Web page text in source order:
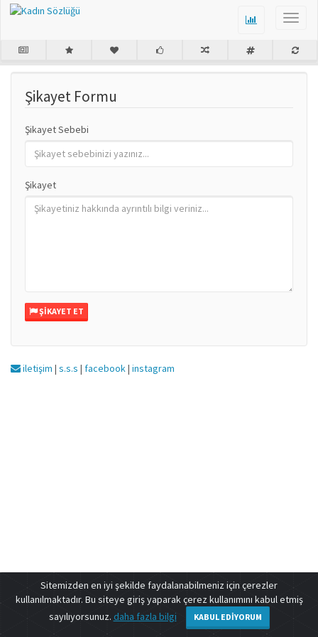
Sitemizden en iyi şekilde faydalanabilmeniz için çerezler
kullanılmaktadır. Bu siteye giriş yaparak çerez kullanımını kabul etmiş
sayılıyorsunuz. daha fazla bilgi KABUL EDIYORUM
Şikayet Formu
Şikayet Sebebi
Şikayet
ŞIKAYET ET
iletişim | s.s.s | facebook| instagram